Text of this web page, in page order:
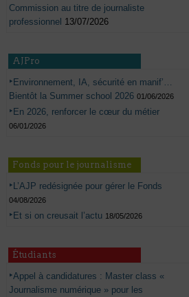
Commission au titre de journaliste
professionnel 13/07/2026
AJPro
Environnement, IA, sécurité en manif’…
Bientôt la Summer school 2026 01/06/2026
En 2026, renforcer le cœur du métier
06/01/2026
Fonds pour le journalisme
L’AJP redésignée pour gérer le Fonds
04/08/2026
Et si on creusait l’actu 18/05/2026
Étudiants
Appel à candidatures : Master class «
Journalisme numérique » pour les